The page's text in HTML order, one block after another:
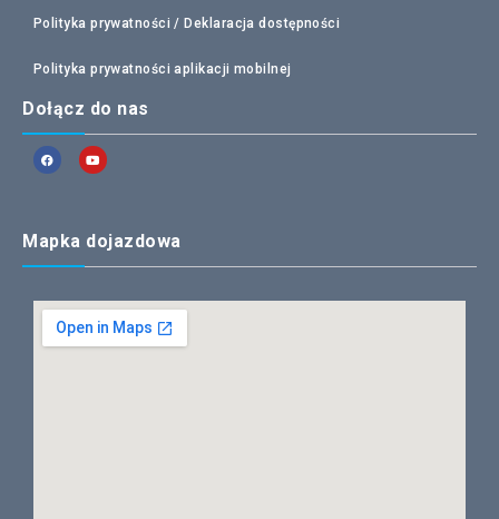
Polityka prywatności /Deklaracja dostępności
Polityka prywatności aplikacji mobilnej
Dołącz do nas
Mapka dojazdowa